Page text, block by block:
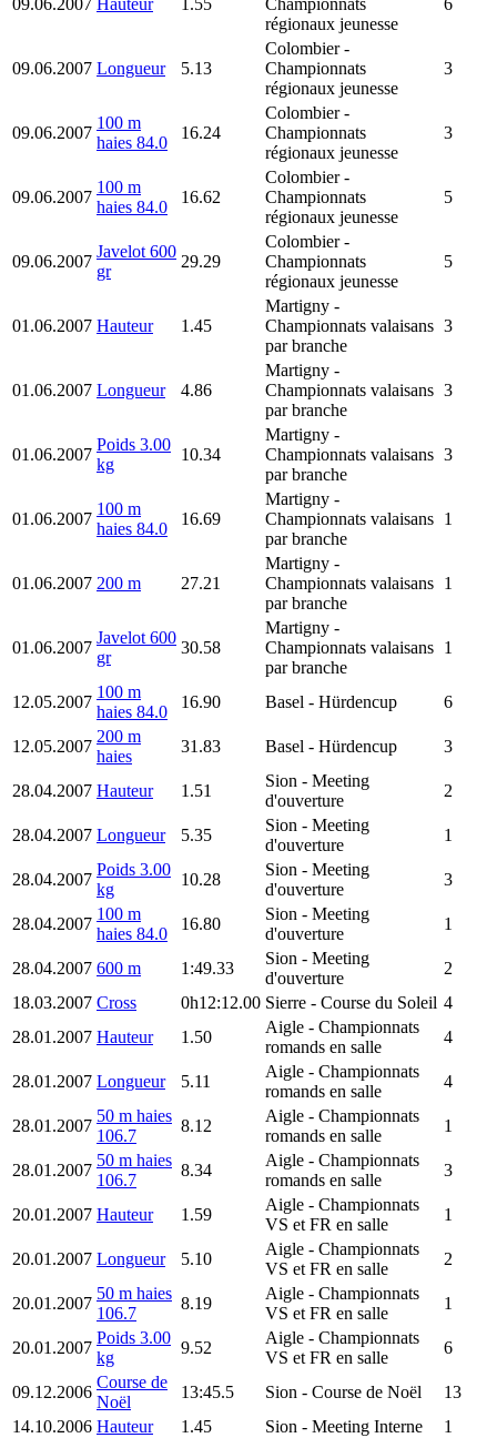
régionaux jeunesse
09.06.2007 Longueur 5.13
Colombier-
Championnats
régionaux jeunesse
3
09.06.2007
100 m
haies 84.0
16.24
Colombier-
Championnats
régionaux jeunesse
3
09.06.2007
100 m
haies 84.0
16.62
Colombier-
Championnats
régionaux jeunesse
5
09.06.2007
Javelot 600
gr
29.29
Colombier-
Championnats
régionaux jeunesse
5
01.06.2007 Hauteur 1.45
Martigny -
Championnats valaisans
par branche
3
01.06.2007 Longueur 4.86
Martigny -
Championnats valaisans
par branche
3
01.06.2007
Poids 3.00
kg
10.34
Martigny -
Championnats valaisans
par branche
3
01.06.2007
100 m
haies 84.0
16.69
Martigny -
Championnats valaisans
par branche
1
01.06.2007 200 m 27.21
Martigny -
Championnats valaisans
par branche
1
01.06.2007
Javelot 600
gr
30.58
Martigny -
Championnats valaisans
par branche
1
12.05.2007
100 m
haies 84.0
16.90 Basel - Hürdencup 6
12.05.2007
200 m
haies
31.83 Basel - Hürdencup 3
28.04.2007 Hauteur 1.51
Sion - Meeting
d'ouverture
2
28.04.2007 Longueur 5.35
Sion - Meeting
d'ouverture
1
28.04.2007
Poids 3.00
kg
10.28
Sion - Meeting
d'ouverture
3
28.04.2007
100 m
haies 84.0
16.80
Sion - Meeting
d'ouverture
1
28.04.2007 600 m 1:49.33
Sion - Meeting
d'ouverture
2
18.03.2007 Cross 0h12:12.00 Sierre - Course du Soleil 4
28.01.2007 Hauteur 1.50
Aigle - Championnats
romands en salle
4
28.01.2007 Longueur 5.11
Aigle - Championnats
romands en salle
4
28.01.2007
50 m haies
106.7
8.12
Aigle - Championnats
romands en salle
1
28.01.2007
50 m haies
106.7
8.34
Aigle - Championnats
romands en salle
3
20.01.2007 Hauteur 1.59
Aigle - Championnats
VS et FR en salle
1
20.01.2007 Longueur 5.10
Aigle - Championnats
VS et FR en salle
2
20.01.2007
50 m haies
106.7
8.19
Aigle - Championnats
VS et FR en salle
1
20.01.2007
Poids 3.00
kg
9.52
Aigle - Championnats
VS et FR en salle
6
09.12.2006
Course de
Noël
13:45.5 Sion - Course de Noël
13
14.10.2006 Hauteur 1.45 Sion - Meeting Interne
1